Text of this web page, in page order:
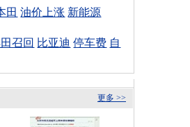
田 油价上涨 新能源
召回 比亚迪 停车费 自
更多 >>